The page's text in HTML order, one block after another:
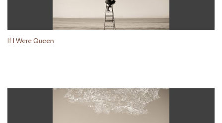
If I Were Queen